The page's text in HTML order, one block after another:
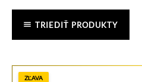
TRIEDIŤ PRODUKTY
ZĽAVA